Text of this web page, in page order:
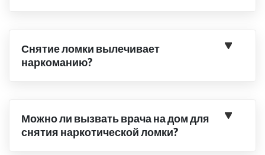
Снятие ломки вылечивает
наркоманию?
Можно ли вызвать врача на дом для
снятия наркотической ломки?